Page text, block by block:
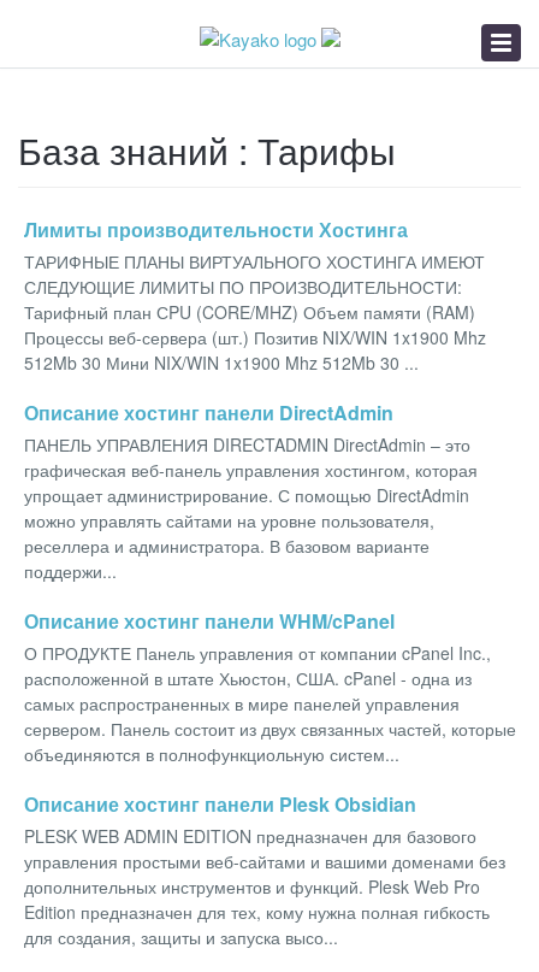
База знаний : Тарифы
Лимиты производительности Хостинга
ТАРИФНЫЕ ПЛАНЫ ВИРТУАЛЬНОГО ХОСТИНГА ИМЕЮТ
СЛЕДУЮЩИЕ ЛИМИТЫ ПО ПРОИЗВОДИТЕЛЬНОСТИ:
Тарифный план СPU (CORE/MHZ) Объем памяти (RAM)
Процессы веб-сервера (шт.) Позитив NIX/WIN 1x1900 Mhz
512Mb 30 Мини NIX/WIN 1x1900 Mhz 512Mb 30 ...
Описание хостинг панели DirectAdmin
ПАНЕЛЬ УПРАВЛЕНИЯ DIRECTADMIN DirectAdmin – это
графическая веб-панель управления хостингом, которая
упрощает администрирование. С помощью DirectAdmin
можно управлять сайтами на уровне пользователя,
реселлера и администратора. В базовом варианте
поддержи...
Описание хостинг панели WHM/cPanel
О ПРОДУКТЕ Панель управления от компании cPanel Inc.,
расположенной в штате Хьюстон, США. cPanel - одна из
самых распространенных в мире панелей управления
сервером. Панель состоит из двух связанных частей, которые
объединяются в полнофункциольную систем...
Описание хостинг панели Plesk Obsidian
PLESK WEB ADMIN EDITION предназначен для базового
управления простыми веб-сайтами и вашими доменами без
дополнительных инструментов и функций. Plesk Web Pro
Edition предназначен для тех, кому нужна полная гибкость
для создания, защиты и запуска высо...